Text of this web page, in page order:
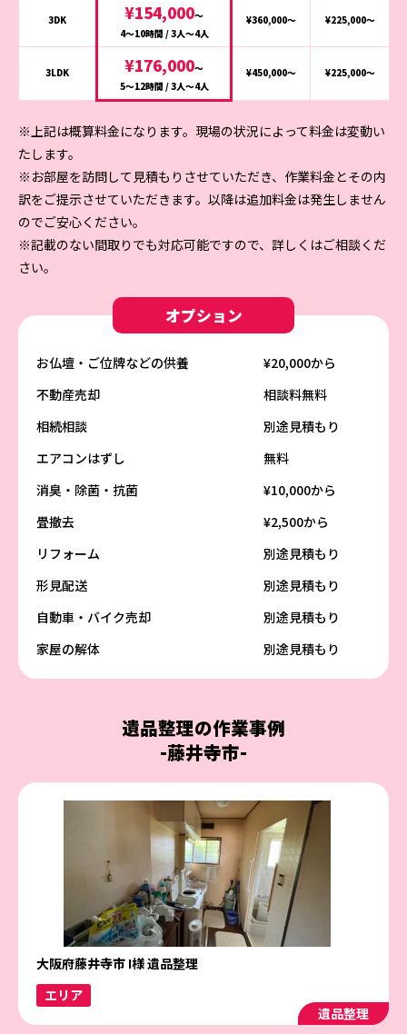
3DK ¥154,000〜
4〜10時間 / 3人〜4人
¥360,000〜 ¥225,000〜
3LDK ¥176,000〜
5〜12時間 / 3人〜4人
¥450,000〜 ¥225,000〜
※上記は概算料金になります。現場の状況によって料金は変動い
たします。
※お部屋を訪問して見積もりさせていただき、作業料金とその内
訳をご提示させていただきます。以降は追加料金は発生しません
のでご安心ください。
※記載のない間取りでも対応可能ですので、詳しくはご相談くだ
さい。
オプション
お仏壇・ご位牌などの供養
¥20,000から
不動産売却
相談料無料
相続相談
別途見積もり
エアコンはずし
無料
消臭・除菌・抗菌
¥10,000から
畳撤去
¥2,500から
リフォーム
別途見積もり
形見配送
別途見積もり
自動車・バイク売却
別途見積もり
家屋の解体
別途見積もり
遺品整理の作業事例
-藤井寺市-
大阪府藤井寺市 I様 遺品整理
エリア
遺品整理
遺品整理